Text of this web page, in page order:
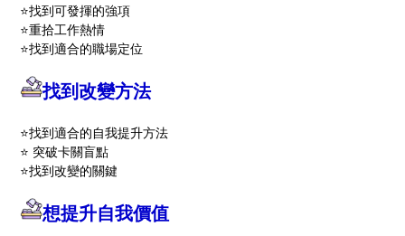
⭐️找到可發揮的強項
⭐️重拾工作熱情
⭐️找到適合的職場定位
找到改變方法
⭐️找到適合的自我提升方法
⭐️ 突破卡關盲點
⭐️找到改變的關鍵
想提升自我價值